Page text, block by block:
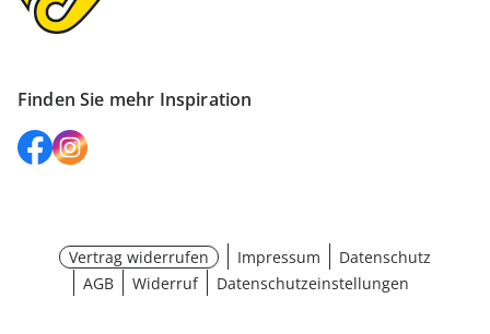
Finden Sie mehr Inspiration
Vertrag widerrufen Impressum
Datenschutz
AGB
Widerruf Datenschutzeinstellungen